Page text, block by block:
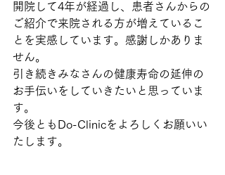
開院して4年が経過し、患者さんからの
ご紹介で来院される方が増えているこ
とを実感しています。感謝しかありま
せん。
引き続きみなさんの健康寿命の延伸の
お手伝いをしていきたいと思っていま
す。
今後ともDo-Clinicをよろしくお願いい
たします。